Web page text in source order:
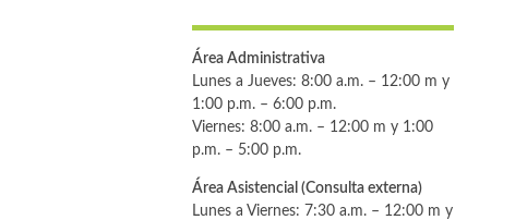
Área Administrativa
Lunes a Jueves: 8:00 a.m. – 12:00 m y
1:00 p.m. – 6:00 p.m.
Viernes: 8:00 a.m. – 12:00 m y 1:00
p.m. – 5:00 p.m.
Área Asistencial (Consulta externa)
Lunes a Viernes: 7:30 a.m. – 12:00 m y